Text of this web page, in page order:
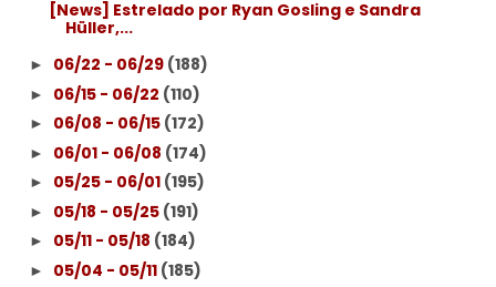
[News] Estrelado por Ryan Gosling e Sandra
Hüller,...
► 06/22 - 06/29 (188)
► 06/15 - 06/22 (110)
► 06/08 - 06/15 (172)
► 06/01 - 06/08 (174)
► 05/25 - 06/01 (195)
► 05/18 - 05/25 (191)
► 05/11 - 05/18 (184)
► 05/04 - 05/11 (185)